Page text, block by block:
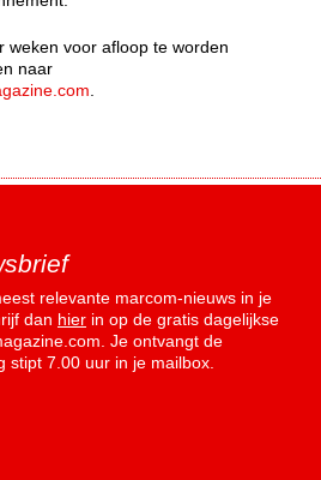
weken voor afloop te worden
naar
relevante marcom-nieuws in je
dan hier in op de gratis dagelijkse
Je ontvangt de
stipt 7.00 uur in je mailbox.